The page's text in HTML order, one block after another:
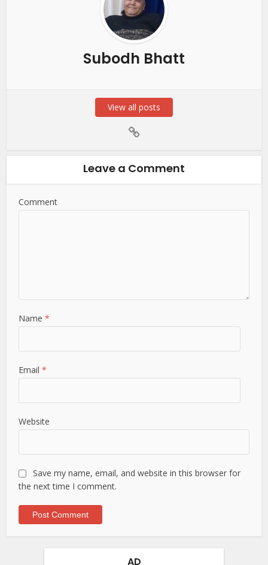
Subodh Bhatt
View all posts
Leave a Comment
Comment
Name*
Email*
Website
Save my name, email, and website in this browser for
the next time I comment.
AD